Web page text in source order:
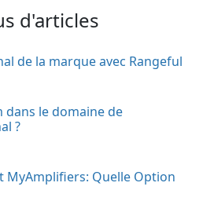
d'articles
de la marque avec Rangeful
le domaine de
?
MyAmplifiers: Quelle Option